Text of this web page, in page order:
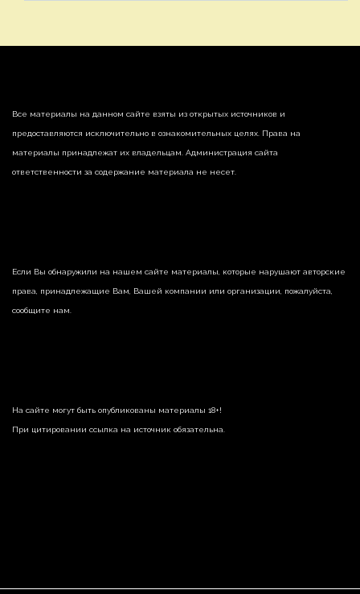
Все материалы на данном сайте взяты из открытых источников и
предоставляются исключительно в ознакомительных целях. Права на
материалы принадлежат их владельцам. Администрация сайта
ответственности за содержание материала не несет.
Если Вы обнаружили на нашем сайте материалы, которые нарушают авторские
права, принадлежащие Вам, Вашей компании или организации, пожалуйста,
сообщите нам.
На сайте могут быть опубликованы материалы 18+!
При цитировании ссылка на источник обязательна.